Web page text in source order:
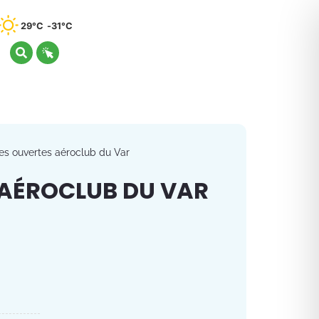
29°C 31°C
ouvertes aéroclub du Var
DU VAR